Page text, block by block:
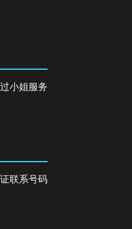
小姐服务
联系号码